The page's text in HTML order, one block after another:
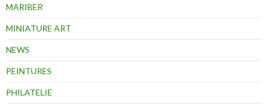
MARIBER
MINIATURE ART
NEWS
PEINTURES
PHILATELIE